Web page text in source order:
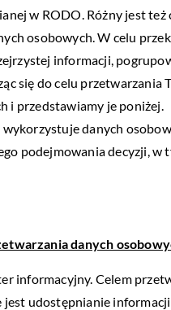
w RODO. Różny jest też
osobowych. W celu
informacji,
się do celu przetwarzania
i przedstawiamy je poniżej.
danych
podejmowania decyzji, w
danych
informacyjny. Celem
jest udostępnianie informacji